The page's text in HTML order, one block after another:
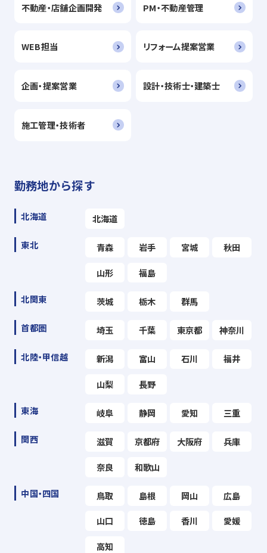
不動産・店舗企画開発 PM・不動産管理
WEB担当 リフォーム提案営業
企画・提案営業 設計・技術士・建築士
施工管理・技術者
勤務地から探す
北海道 北海道
東北 青森 岩手 宮城 秋田
山形 福島
北関東 茨城 栃木 群馬
首都圏 埼玉 千葉 東京都 神奈川
北陸・甲信越 新潟 富山 石川 福井
山梨 長野
東海 岐阜 静岡 愛知 三重
関西 滋賀 京都府 大阪府 兵庫
奈良 和歌山
中国・四国 鳥取 島根 岡山 広島
山口 徳島 香川 愛媛
高知